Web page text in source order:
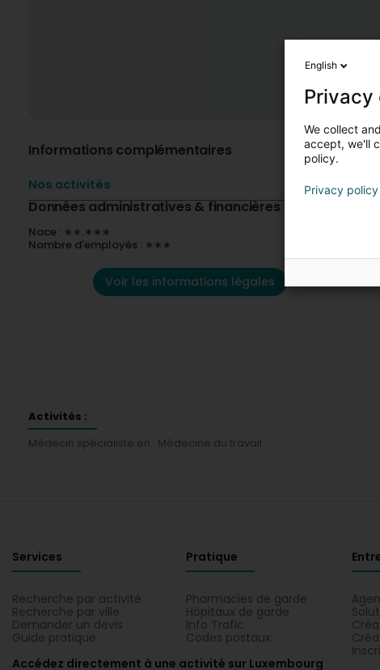
Informations complémentaires
Nos activités
Données administratives & financières
Nace : ∗∗.∗∗∗
Nombre d'employés : ∗∗∗
Voir les informations légales
Activités :
Médecin spécialiste en : Médecine du travail
Services
Recherche par activité
Recherche par ville
Demander un devis
Guide pratique
Pratique
Pharmacies de garde
Hôpitaux de garde
Info Trafic
Codes postaux
Accédez directement à une activité sur Luxembourg
English
Privacy
We collect
accept, we'll
policy.
Privacy policy